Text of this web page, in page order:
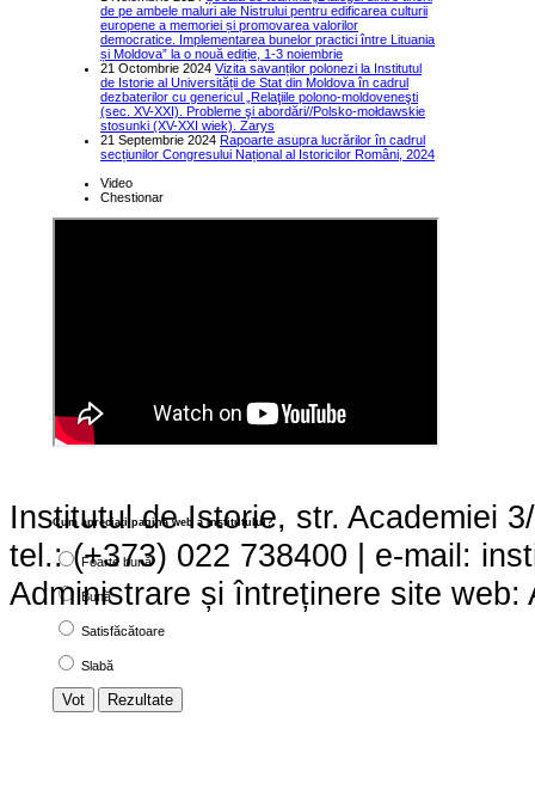
de pe ambele maluri ale Nistrului pentru edificarea culturii
europene a memoriei și promovarea valorilor
democratice. Implementarea bunelor practici între Lituania
și Moldova” la o nouă ediție, 1-3 noiembrie
21 Octombrie 2024 Vizita savanților polonezi la Institutul
de Istorie al Universității de Stat din Moldova în cadrul
dezbaterilor cu genericul „Relaţiile polono-moldoveneşti
(sec. XV-XXI). Probleme şi abordări//Polsko-mołdawskie
stosunki (XV-XXI wiek). Zarys
21 Septembrie 2024 Rapoarte asupra lucrărilor în cadrul
secțiunilor Congresului Național al Istoricilor Români, 2024
Video
Chestionar
Cum apreciaţi pagina web a institutului?
Foarte bună
Bună
Satisfăcătoare
Slabă
Institutul de Istorie, str. Academiei
tel.: (+373) 022 738400 | e-mail:
Administrare și întreținere site web: